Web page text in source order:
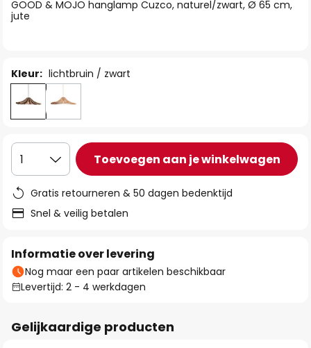
de
GOOD & MOJO hanglamp Cuzco, naturel/zwart, Ø 65 cm,
jute
Kleur: lichtbruin / zwart
1 Toevoegen aan je winkelwagen
Gratis retourneren & 50 dagen bedenktijd
Snel & veilig betalen
Informatie over levering
Nog maar een paar artikelen beschikbaar
Levertijd: 2 - 4 werkdagen
Gelijkaardige producten